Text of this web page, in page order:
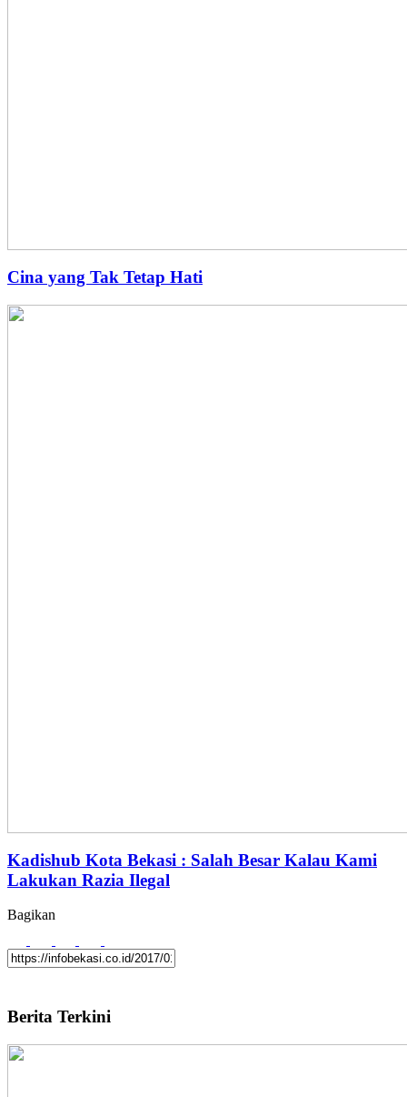
Cina yang Tak Tetap Hati
Kadishub Kota Bekasi : Salah Besar Kalau Kami
Lakukan Razia Ilegal
Bagikan
Berita Terkini